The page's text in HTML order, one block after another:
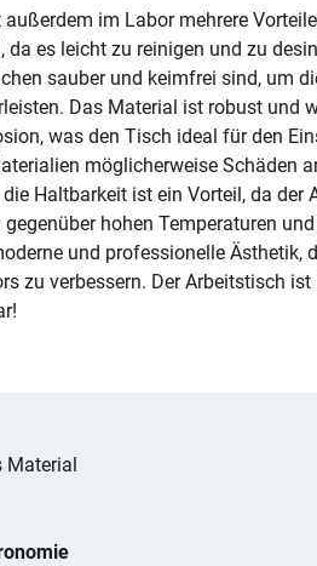
im Labor mehrere
da es leicht zu reinigen und zu
sauber und keimfrei sind, um
Das Material ist robust und
was den Tisch ideal für den
möglicherweise Schäden
Haltbarkeit ist ein Vorteil, da der
hohen Temperaturen
und professionelle Ästhetik,
zu verbessern. Der Arbeitstisch
Material